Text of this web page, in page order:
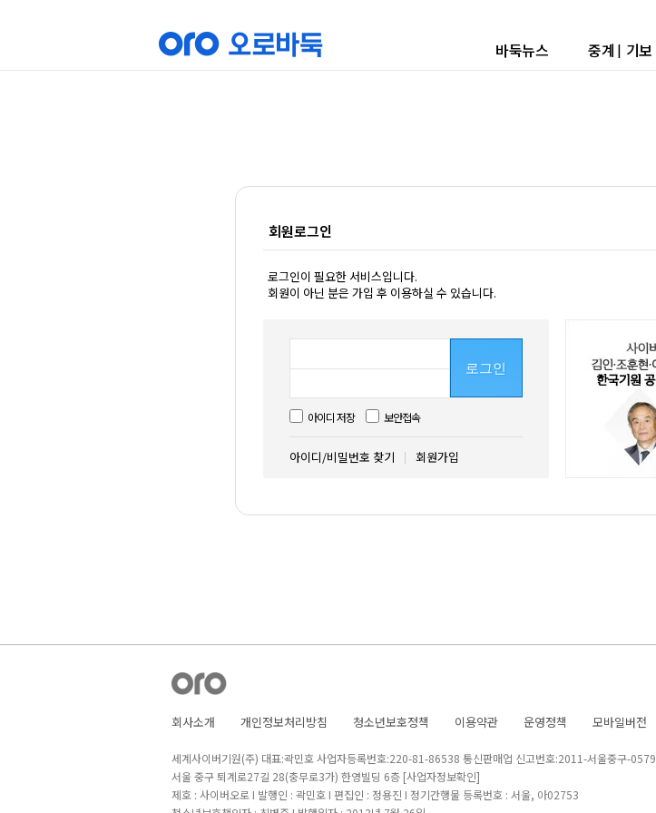
바둑뉴스 중계 | 기보
회원로그인
로그인이 필요한 서비스입니다.
회원이 아닌 분은 가입 후 이용하실 수 있습니다.
로그인
아이디 저장 보안접속
아이디/비밀번호 찾기 회원가입
회사소개 개인정보처리방침 청소년보호정책 이용약관 운영정책 모바일버전
세계사이버기원(주) 대표:곽민호 사업자등록번호:220-81-86538 통신판매업 신고번호:2011-서울중구-0579
서울 중구 퇴계로27길 28(충무로3가) 한영빌딩 6층 [사업자정보확인]
제호 : 사이버오로 I 발행인 : 곽민호 I 편집인 : 정용진 I 정기간행물 등록번호 : 서울, 아02753